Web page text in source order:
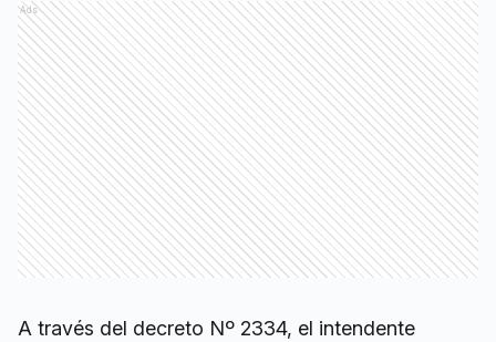
Ads
A través del decreto Nº 2334, el intendente